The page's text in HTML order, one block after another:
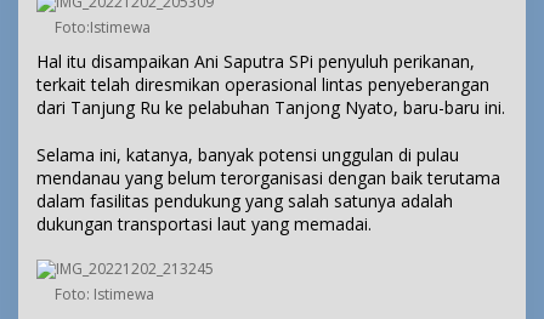
Foto:Istimewa
Hal itu disampaikan Ani Saputra SPi penyuluh perikanan,
terkait telah diresmikan operasional lintas penyeberangan
dari Tanjung Ru ke pelabuhan Tanjong Nyato, baru-baru ini.
Selama ini, katanya, banyak potensi unggulan di pulau
mendanau yang belum terorganisasi dengan baik terutama
dalam fasilitas pendukung yang salah satunya adalah
dukungan transportasi laut yang memadai.
Foto: Istimewa